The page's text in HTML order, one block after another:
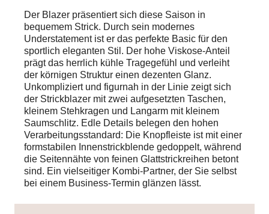
Der Blazer präsentiert sich diese Saison in
bequemem Strick. Durch sein modernes
Understatement ist er das perfekte Basic für den
sportlich eleganten Stil. Der hohe Viskose-Anteil
prägt das herrlich kühle Tragegefühl und verleiht
der körnigen Struktur einen dezenten Glanz.
Unkompliziert und figurnah in der Linie zeigt sich
der Strickblazer mit zwei aufgesetzten Taschen,
kleinem Stehkragen und Langarm mit kleinem
Saumschlitz. Edle Details belegen den hohen
Verarbeitungsstandard: Die Knopfleiste ist mit einer
formstabilen Innenstrickblende gedoppelt, während
die Seitennähte von feinen Glattstrickreihen betont
sind. Ein vielseitiger Kombi-Partner, der Sie selbst
bei einem Business-Termin glänzen lässt.